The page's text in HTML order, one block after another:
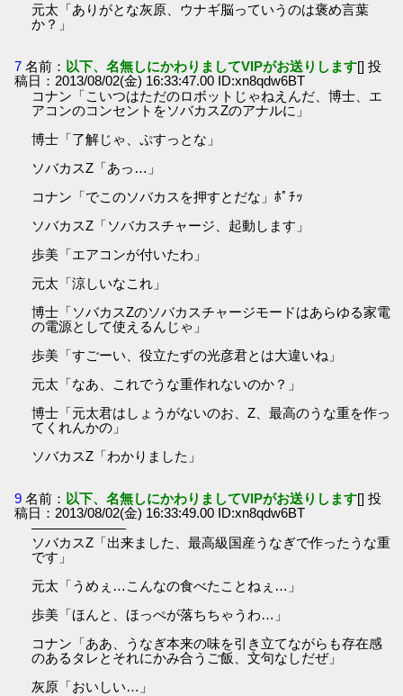
元太「ありがとな灰原、ウナギ脳っていうのは褒め言葉
か？」
7 名前： 以下、名無しにかわりましてVIPがお送りします[] 投
稿日：2013/08/02(金) 16:33:47.00 ID:xn8qdw6BT
コナン「こいつはただのロボットじゃねえんだ、博士、エ
アコンのコンセントをソバカスZのアナルに」
博士「了解じゃ、ぷすっとな」
ソバカスZ「あっ…」
コナン「でこのソバカスを押すとだな」ﾎﾟﾁｯ
ソバカスZ「ソバカスチャージ、起動します」
歩美「エアコンが付いたわ」
元太「涼しいなこれ」
博士「ソバカスZのソバカスチャージモードはあらゆる家電
の電源として使えるんじゃ」
歩美「すごーい、役立たずの光彦君とは大違いね」
元太「なあ、これでうな重作れないのか？」
博士「元太君はしょうがないのお、Z、最高のうな重を作っ
てくれんかの」
ソバカスZ「わかりました」
9 名前： 以下、名無しにかわりましてVIPがお送りします[] 投
稿日：2013/08/02(金) 16:33:49.00 ID:xn8qdw6BT
―――――――
ソバカスZ「出来ました、最高級国産うなぎで作ったうな重
です」
元太「うめぇ…こんなの食べたことねぇ…」
歩美「ほんと、ほっぺが落ちちゃうわ…」
コナン「ああ、うなぎ本来の味を引き立てながらも存在感
のあるタレとそれにかみ合うご飯、文句なしだぜ」
灰原「おいしい…」